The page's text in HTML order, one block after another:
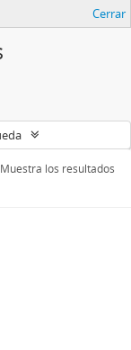
Cerrar
Muestra los resultados